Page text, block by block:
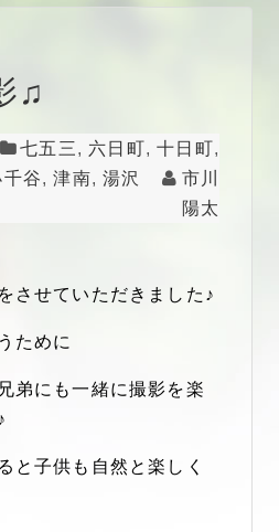
♫
七五三, 六日町,十日町,
千谷,津南,湯沢
市川
陽太
させていただきました♪
ために
弟にも一緒に撮影を楽
と子供も自然と楽しく